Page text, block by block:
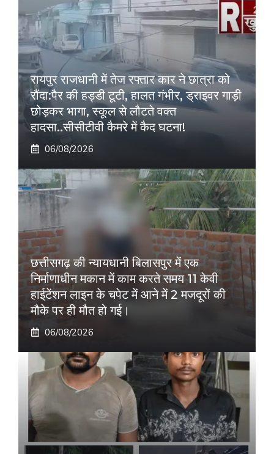
रायपुर राजधानी में तेज रफ्तार कार ने छात्रा को
रौंदा:पैर की हड्डी टूटी, हालत गंभीर, ड्राइवर गाड़ी
छोड़कर भागा, स्कूल से लौटते वक्त
हादसा..सीसीटीवी कैमरे में कैद घटना!
06/08/2026
छत्तीसगढ़ की न्यायधानी बिलासपुर में एक
निर्माणाधीन मकान में काम करते समय 11 केवी
हाईटेंशन लाइन के चपेट में आने में 2 मजदूरों की
मौके पर ही मौत हो गई।
06/08/2026